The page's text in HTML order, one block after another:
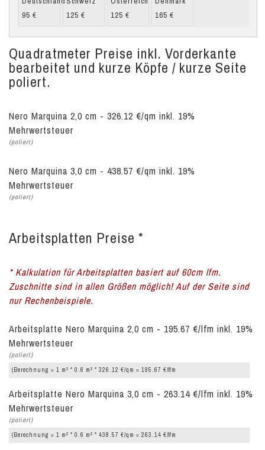
Quadratmeter Preise inkl. Vorderkante
bearbeitet und kurze Köpfe / kurze Seite
poliert.
Nero Marquina 2,0 cm - 326.12 €/qm inkl. 19%
Mehrwertsteuer
(poliert)
Nero Marquina 3,0 cm - 438.57 €/qm inkl. 19%
Mehrwertsteuer
(poliert)
Arbeitsplatten Preise *
* Kalkulation für Arbeitsplatten basiert auf 60cm lfm.
Zuschnitte sind in allen Größen möglich! Auf der Seite sind
nur Rechenbeispiele.
Arbeitsplatte Nero Marquina 2,0 cm - 195.67 €/lfm inkl. 19%
Mehrwertsteuer
(poliert)
(Berechnung = 1 m 2 * 0.6 m 2 * 326.12 €/qm = 195.67 €/lfm
Arbeitsplatte Nero Marquina 3,0 cm - 263.14 €/lfm inkl. 19%
Mehrwertsteuer
(poliert)
(Berechnung = 1 m 2 * 0.6 m 2 * 438.57 €/qm = 263.14 €/lfm